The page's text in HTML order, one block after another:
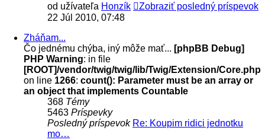
od užívateľa Honzík
Zobraziť posledný príspevok
22 Júl 2010, 07:48
Zháňam...
Čo jednému chýba, iný môže mať... [phpBB Debug]
PHP Warning: in file
[ROOT]/vendor/twig/twig/lib/Twig/Extension/Core.php
on line 1266: count(): Parameter must be an array or
an object that implements Countable
368 Témy
5463 Príspevky
Posledný príspevok Re: Koupim ridici jednotku
mo…